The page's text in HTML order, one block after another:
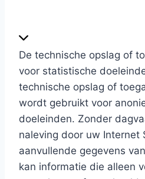
t
a
t
i
s
t
i
c
s
De technische opslag of
voor statistische
technische opslag of
wordt gebruikt voor
doeleinden. Zonder
naleving door uw Internet
aanvullende gegevens
kan informatie die alleen